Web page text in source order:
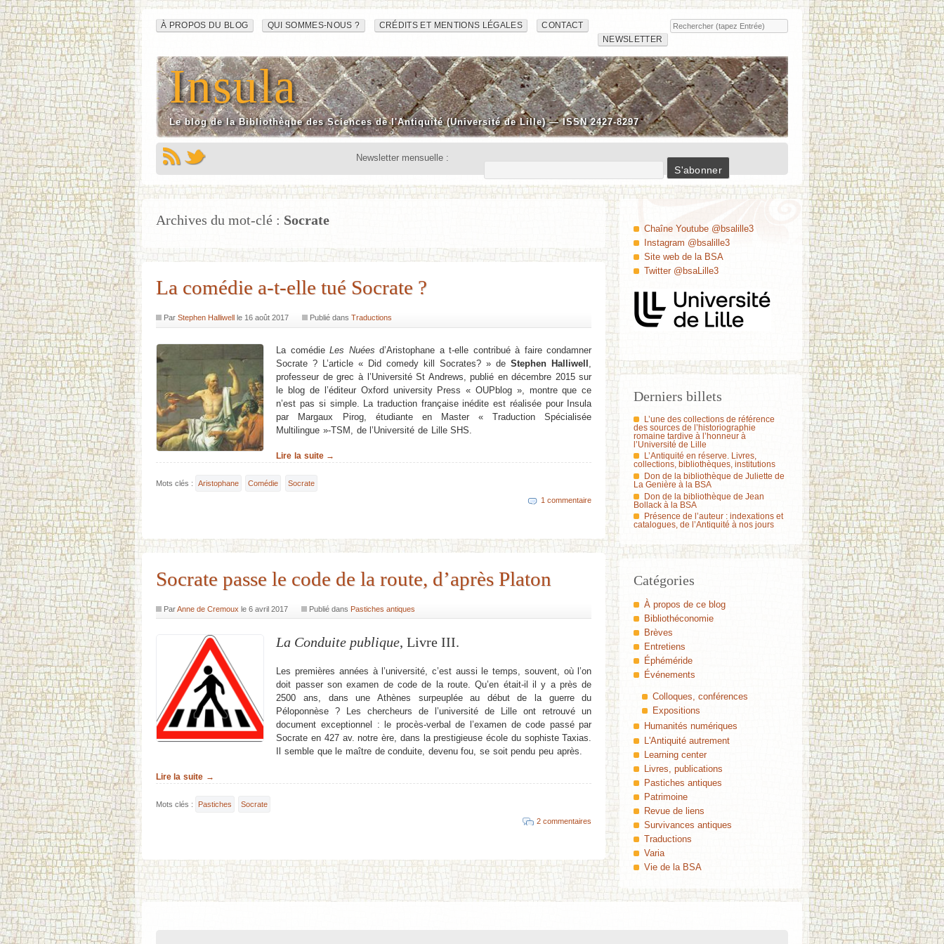
Rechercher
Navigation
du
site
Aller
À PROPOS DU BLOG QUI SOMMES-NOUS ? CRÉDITS ET MENTIONS LÉGALES
CONTACT
NEWSLETTER
Insula
Le blog de la Bibliothèque des Sciences de l'Antiquité (Université de Lille) — ISSN 2427-8297
Newsletter mensuelle :
Archives du mot-clé : Socrate
La comédie a-t-elle tué Socrate ?
Par Stephen Halliwellle 16 août 2017 Publié dansTraductions
La comédieLes Nuées d’Aristophane a t-elle contribué à faire condamner
Socrate ? L’article « Did comedy kill Socrates? » deStephen Halliwell
professeur de grec à l’Université St Andrews, publié en décembre 2015 sur
le blog de l’éditeur Oxford university Press « OUPblog », montre que ce
n’est pas si simple. La traduction française inédite est réalisée pour Insula
par Margaux Pirog, étudiante en Master « Traduction Spécialisée
Multilingue »-TSM, de l’Université de Lille SHS.
Lire la suite →
Mots clés : Aristophane Comédie
Socrate
1 commentaire
Socrate passe le code de la route, d’après Platon
ParAnne de Cremoux le 6 avril 2017 Publié dansPastiches antiques
La Conduite publique, Livre III.
Les premières années à l’université, c’est aussi le temps, souvent, où l’on
doit passer son examen de code de la route. Qu’en était-il il y a près de
2500 ans, dans une Athènes surpeuplée au début de la guerre du
Péloponnèse ? Les chercheurs de l’université de Lille ont retrouvé un
document exceptionnel : le procès-verbal de l’examen de code passé par
Socrate en 427 av. notre ère, dans la prestigieuse école du sophiste Taxias.
Il semble que le maître de conduite, devenu fou, se soit pendu peu après.
Lire la suite →
Mots clés : Pastiches
Socrate
2 commentaires
Chaîne Youtube @bsalille3
Instagram @bsalille3
Site web de la BSA
Twitter @bsaLille3
Derniers billets
L’une des collections de référence
des sources de l’historiographie
romaine tardive à l’honneur à
l’Université de Lille
L’Antiquité en réserve. Livres,
collections, bibliothèques, institutions
Don de la bibliothèque de Juliette de
La Genière à la BSA
Don de la bibliothèque de Jean
Bollack à la BSA
Présence de l’auteur : indexations et
catalogues, de l’Antiquité à nos jours
Catégories
À propos de ce blog
Bibliothéconomie
Brèves
Entretiens
Éphéméride
Événements
Colloques, conférences
Expositions
Humanités numériques
L'Antiquité autrement
Learning center
Livres, publications
Pastiches antiques
Patrimoine
Revue de liens
Survivances antiques
Traductions
Varia
Vie de la BSA